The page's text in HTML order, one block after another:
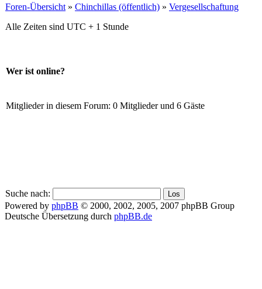
Foren-Übersicht » Chinchillas (öffentlich) » Vergesellschaftung
Alle Zeiten sind UTC + 1 Stunde
Wer ist online?
Mitglieder in diesem Forum: 0 Mitglieder und 6 Gäste
Suche nach:
Powered by phpBB © 2000, 2002, 2005, 2007 phpBB Group
Deutsche Übersetzung durch phpBB.de